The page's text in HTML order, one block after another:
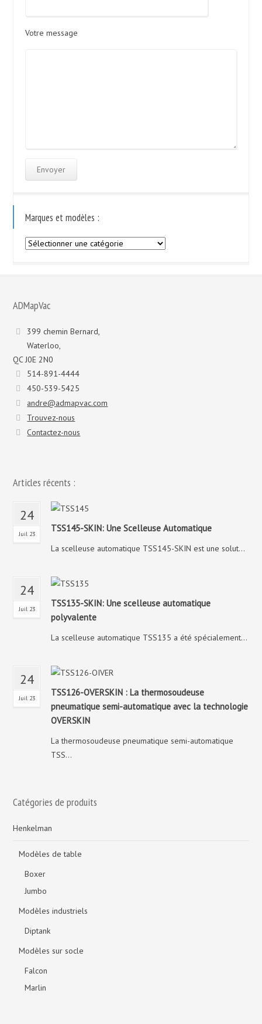
Votre message
Marques et modèles :
Marques
ADMapVac
399 chemin Bernard,
Waterloo,
QC J0E 2N0
514-891-4444
450-539-5425
andre@admapvac.com
Trouvez-nous
Contactez-nous
Articles récents :
24
Juil 23
TSS145-SKIN: Une Scelleuse Automatique
La scelleuse automatique TSS145-SKIN est une solut...
24
Juil 23
TSS135-SKIN: Une scelleuse automatique
polyvalente
La scelleuse automatique TSS135 a été spécialement...
24
Juil 23
TSS126-OVERSKIN : La thermosoudeuse
pneumatique semi-automatique avec la technologie
OVERSKIN
La thermosoudeuse pneumatique semi-automatique
TSS...
Catégories de produits
Henkelman
Modèles de table
Boxer
Jumbo
Modèles industriels
Diptank
Modèles sur socle
Falcon
Marlin